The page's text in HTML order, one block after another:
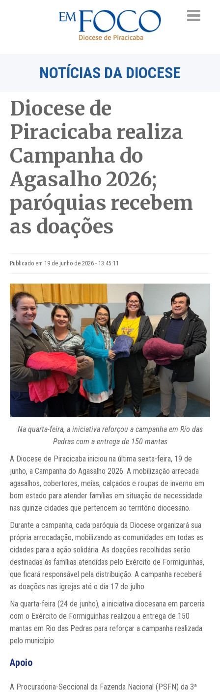
NOTÍCIAS DA DIOCESE
Diocese de
Piracicaba realiza
Campanha do
Agasalho 2026;
paróquias recebem
as doações
Publicado em 19 de junho de 2026 - 13:45:11
Na quarta-feira, a iniciativa reforçou a campanha em Rio das
Pedras com a entrega de 150 mantas
A Diocese de Piracicaba iniciou na última sexta-feira, 19 de
junho, a Campanha do Agasalho 2026. A mobilização arrecada
agasalhos, cobertores, meias, calçados e roupas de inverno em
bom estado para atender famílias em situação de necessidade
nas quinze cidades que pertencem ao território diocesano.
Durante a campanha, cada paróquia da Diocese organizará sua
própria arrecadação, mobilizando as comunidades em todas as
cidades para a ação solidária. As doações recolhidas serão
destinadas às famílias atendidas pelo Exército de Formiguinhas,
que ficará responsável pela distribuição. A campanha receberá
as doações nas igrejas até o dia 17 de julho.
Na quarta-feira (24 de junho), a iniciativa diocesana em parceria
com o Exército de Formiguinhas realizou a entrega de 150
mantas em Rio das Pedras para reforçar a campanha realizada
pelo município.
Apoio
A Procuradoria-Seccional da Fazenda Nacional (PSFN) da 3ª